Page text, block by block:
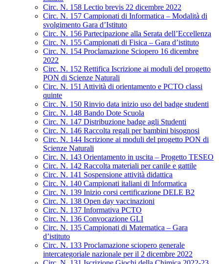
Circ. N. 158 Lectio brevis 22 dicembre 2022
Circ. N. 157 Campionati di Informatica – Modalità di
svolgimento Gara d’Istituto
Circ. N. 156 Partecipazione alla Serata dell’Eccellenza
Circ. N. 155 Campionati di Fisica – Gara d’istituto
Circ. N. 154 Proclamazione Sciopero 16 dicembre
2022
Circ. N. 152 Rettifica Iscrizione ai moduli del progetto
PON di Scienze Naturali
Circ. N. 151 Attività di orientamento e PCTO classi
quinte
Circ. N. 150 Rinvio data inizio uso del badge studenti
Circ. N. 148 Bando Dote Scuola
Circ. N. 147 Distribuzione badge agli Studenti
Circ. N. 146 Raccolta regali per bambini bisognosi
Circ. N. 144 Iscrizione ai moduli del progetto PON di
Scienze Naturali
Circ. N. 143 Orientamento in uscita – Progetto TESEO
Circ. N. 142 Raccolta materiali per canile e gattile
Circ. N. 141 Sospensione attività didattica
Circ. N. 140 Campionati italiani di Informatica
Circ. N. 139 Inizio corsi certificazione DELE B2
Circ. N. 138 Open day vaccinazioni
Circ. N. 137 Informativa PCTO
Circ. N. 136 Convocazione GLI
Circ. N. 135 Campionati di Matematica – Gara
d’istituto
Circ. N. 133 Proclamazione sciopero generale
intercategoriale nazionale per il 2 dicembre 2022